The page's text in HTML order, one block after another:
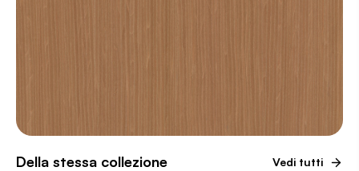
Della stessa collezione Vedi tutti